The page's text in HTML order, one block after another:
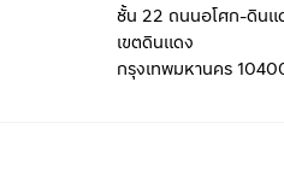
ชั้น 22 ถนนอโศก-ดินแ
เขตดินแดง
กรุงเทพมหานคร